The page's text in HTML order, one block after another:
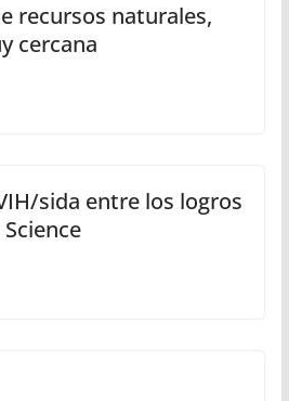
recursos naturales,
cercana
sida entre los logros